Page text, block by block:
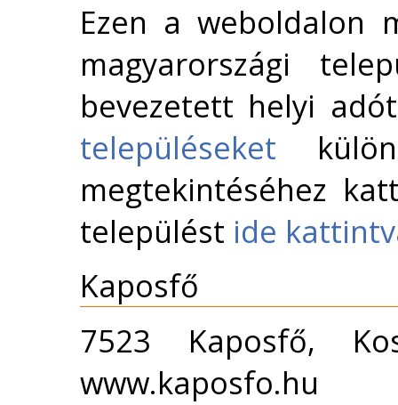
Ezen a weboldalon
magyarországi
bevezetett helyi
településeket
megtekintéséhez
települést ide
Kaposfő
7523 Kaposfő,
www.kaposfo.hu